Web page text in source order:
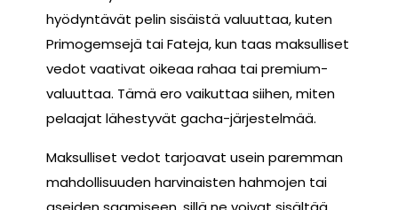
hyödyntävät pelin sisäistä valuuttaa, kuten
Primogemsejä tai Fateja, kun taas maksulliset
vedot vaativat oikeaa rahaa tai premium-
valuuttaa. Tämä ero vaikuttaa siihen, miten
pelaajat lähestyvät gacha-järjestelmää.
Maksulliset vedot tarjoavat usein paremman
mahdollisuuden harvinaisten hahmojen tai